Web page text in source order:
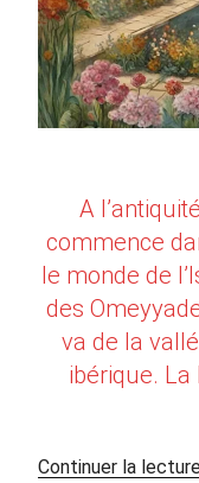
A
commence
le monde de
des
va de la
ibérique.
Continuer la